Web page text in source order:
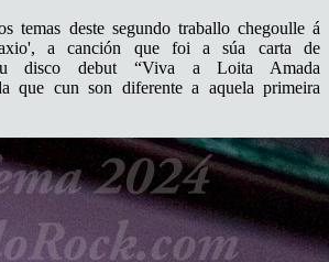
temas deste segundo traballo chegoulle á
a canción que foi a súa carta de
disco debut “Viva a Loita Amada
que cun son diferente a aquela primeira